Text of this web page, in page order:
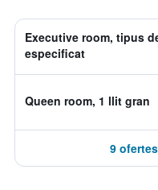
Executive room, tipus
especificat
Queen room, 1 llit gran
9